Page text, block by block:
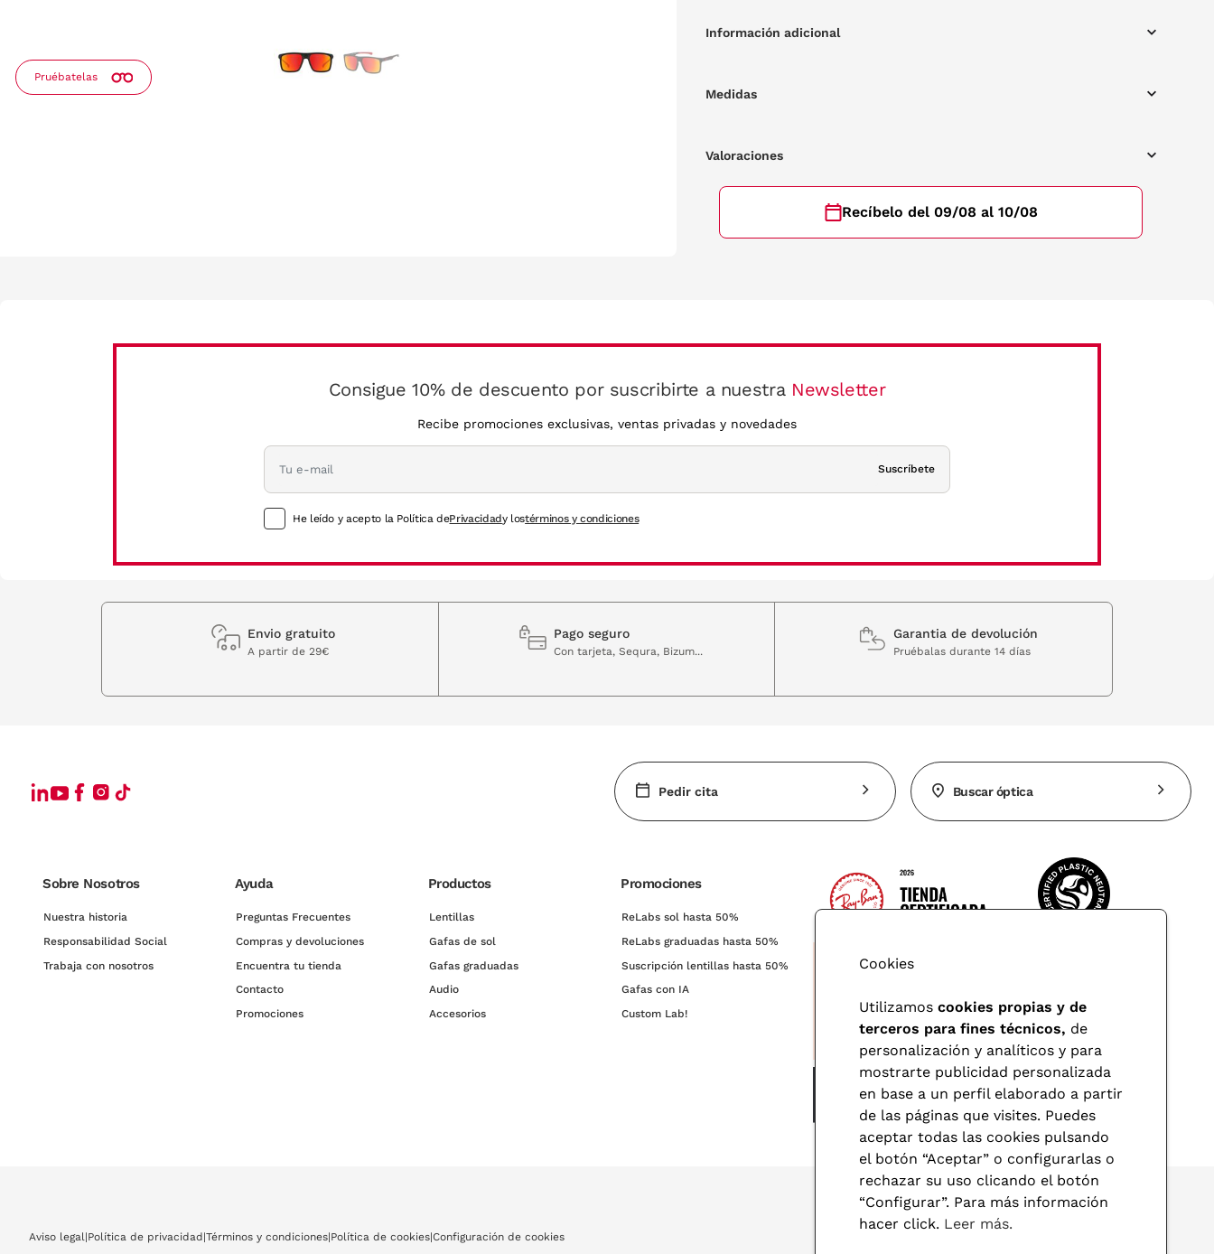
Pruébatelas
Información adicional
Medidas
Valoraciones
Recíbelo del 09/08 al 10/08
Consigue 10% de descuento por suscribirte a nuestra Newsletter
Recibe promociones exclusivas, ventas privadas y novedades
Suscríbete
He leído y acepto la Política dePrivacidady lostérminos y condiciones
Envio gratuito
A partir de 29€
Pago seguro
Con tarjeta, Sequra, Bizum...
Garantia de devolución
Pruébalas durante 14 días
Pedir cita Buscar óptica
Sobre Nosotros
Nuestra historia
Responsabilidad Social
Trabaja con nosotros
Ayuda
Preguntas Frecuentes
Compras y devoluciones
Encuentra tu tienda
Contacto
Promociones
Productos
Lentillas
Gafas de sol
Gafas graduadas
Audio
Accesorios
Promociones
ReLabs sol hasta 50%
ReLabs graduadas hasta 50%
Suscripción lentillas hasta 50%
Gafas con IA
Custom Lab!
Aviso legal|Política de privacidad |Términos y condiciones|Política de cookies|Configuración de cookies
Cookies
Utilizamos cookies propias y de
terceros para fines técnicos, de
personalización y analíticos y para
mostrarte publicidad personalizada
en base a un perfil elaborado a partir
de las páginas que visites. Puedes
aceptar todas las cookies pulsando
el botón “Aceptar” o configurarlas o
rechazar su uso clicando el botón
“Configurar”. Para más información
hacer click. Leer más.